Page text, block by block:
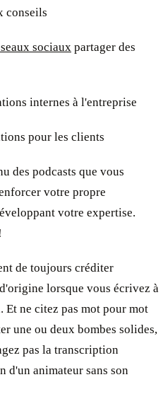
conseils
sociaux partager des
internes à l'entreprise
pour les clients
des podcasts que vous
votre propre
votre expertise.
de toujours créditer
lorsque vous écrivez à
Et ne citez pas mot pour mot
une ou deux bombes solides,
pas la transcription
d'un animateur sans son